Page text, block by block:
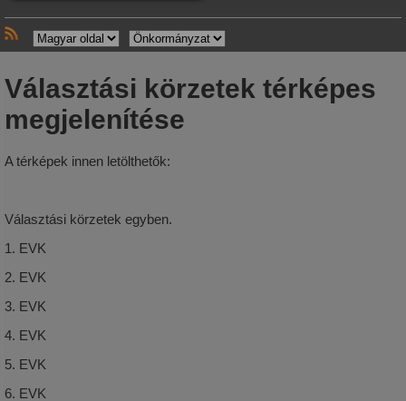
Választási körzetek térképes
megjelenítése
A térképek innen letölthetők:
Választási körzetek egyben.
1. EVK
2. EVK
3. EVK
4. EVK
5. EVK
6. EVK